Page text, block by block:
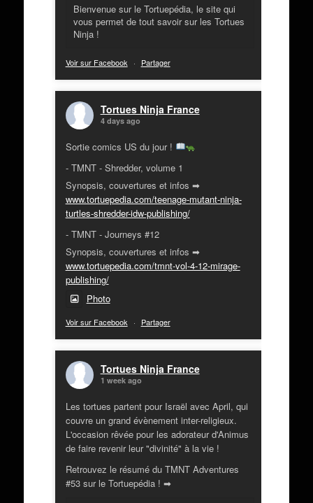
Bienvenue sur le Tortuepédia, le site qui
vous permet de tout savoir sur les Tortues
Ninja !
Voir sur Facebook · Partager
Tortues Ninja France
4 days ago
Sortie comics US du jour !
- TMNT - Shredder, volume 1
Synopsis, couvertures et infos ➡
www.tortuepedia.com/teenage-mutant-ninja-
turtles-shredder-idw-publishing/
- TMNT - Journeys #12
Synopsis, couvertures et infos ➡
www.tortuepedia.com/tmnt-vol-4-12-mirage-
publishing/
Photo
Voir sur Facebook · Partager
Tortues Ninja France
1 week ago
Les tortues partent pour Israël avec April, qui
couvre un grand évènement inter-religieux.
L'occasion rêvée pour les adorateur d'Animus
de faire revenir leur "divinité" à la vie !
Retrouvez le résumé du TMNT Adventures
#53 sur le Tortuepédia ! ➡